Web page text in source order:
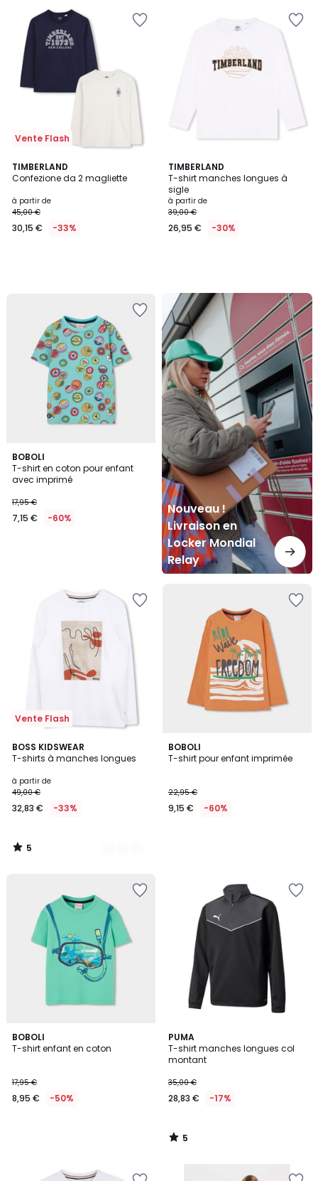
Vente Flash
TIMBERLAND
Confezione da 2 magliette
à partir de
45,00 €
30,15 € -33%
TIMBERLAND
T-shirt manches longues à
sigle
à partir de
39,00 €
26,95 € -30%
BOBOLI
T-shirt en coton pour enfant
avec imprimé
17,95 €
7,15 € -60%
Nouveau !
Livraison en
Locker Mondial
Relay
Nouveau
Livraison
en
Locker
Mondial
Relay
Vente Flash
BOSS KIDSWEAR
T-shirts à manches longues
à partir de
49,00 €
32,83 € -33%
5
/
2
Couleurs
5
/
BOBOLI
T-shirt pour enfant imprimée
22,95 €
9,15 € -60%
BOBOLI
T-shirt enfant en coton
17,95 €
8,95 € -50%
PUMA
T-shirt manches longues col
montant
35,00 €
28,83 € -17%
5
/
5
5
/